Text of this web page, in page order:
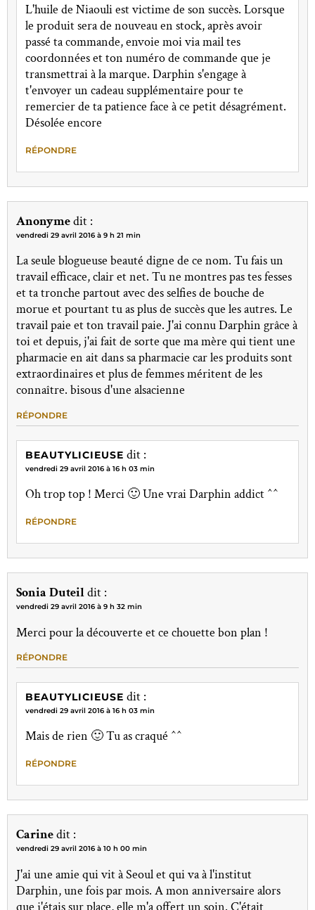
L'huile de Niaouli est victime de son succès. Lorsque
le produit sera de nouveau en stock, après avoir
passé ta commande, envoie moi via mail tes
coordonnées et ton numéro de commande que je
transmettrai à la marque. Darphin s'engage à
t'envoyer un cadeau supplémentaire pour te
remercier de ta patience face à ce petit désagrément.
Désolée encore
RÉPONDRE
Anonymedit :
vendredi 29 avril 2016 à 9 h 21 min
La seule blogueuse beauté digne de ce nom. Tu fais un
travail efficace, clair et net. Tu ne montres pas tes fesses
et ta tronche partout avec des selfies de bouche de
morue et pourtant tu as plus de succès que les autres. Le
travail paie et ton travail paie. J'ai connu Darphin grâce à
toi et depuis, j'ai fait de sorte que ma mère qui tient une
pharmacie en ait dans sa pharmacie car les produits sont
extraordinaires et plus de femmes méritent de les
connaître. bisous d'une alsacienne
RÉPONDRE
BEAUTYLICIEUSE dit :
vendredi 29 avril 2016 à 16 h 03 min
Oh trop top ! Merci 🙂 Une vrai Darphin addict ^^
RÉPONDRE
Sonia Duteildit :
vendredi 29 avril 2016 à 9 h 32 min
Merci pour la découverte et ce chouette bon plan !
RÉPONDRE
BEAUTYLICIEUSE dit :
vendredi 29 avril 2016 à 16 h 03 min
Mais de rien 🙂 Tu as craqué ^^
RÉPONDRE
Carinedit :
vendredi 29 avril 2016 à 10 h 00 min
J'ai une amie qui vit à Seoul et qui va à l'institut
Darphin, une fois par mois. A mon anniversaire alors
que j'étais sur place, elle m'a offert un soin. C'était